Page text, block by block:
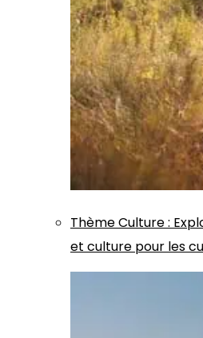
ThèmeCulture:
et culture pour les